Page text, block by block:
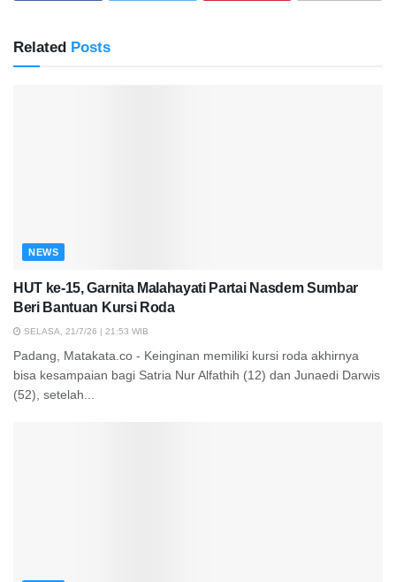
Related Posts
NEWS
HUT ke-15, Garnita Malahayati Partai Nasdem Sumbar
Beri Bantuan Kursi Roda
SELASA, 21/7/26 | 21:53 WIB
Padang, Matakata.co - Keinginan memiliki kursi roda akhirnya
bisa kesampaian bagi Satria Nur Alfathih (12) dan Junaedi Darwis
(52), setelah...